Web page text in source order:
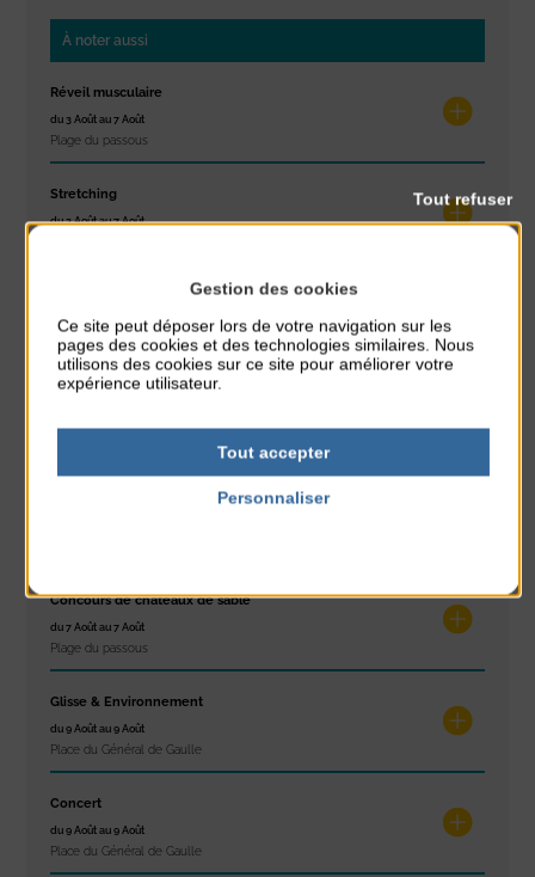
À noter aussi
Réveil musculaire
du 3 Août au 7 Août
Plage du passous
Stretching
du 3 Août au 7 Août
du 4 Août au 6 Août
Tennis Club Coutainville
Marché d’été
Concours de châteaux de sable
du 7 Août au 7 Août
Plage du passous
Glisse & Environnement
du 9 Août au 9 Août
Place du Général de Gaulle
Concert
du 9 Août au 9 Août
Place du Général de Gaulle
Gestion des cookies
Ce site peut déposer lors de votre navigation sur les
pages des cookies et des technologies similaires. Nous
utilisons des cookies sur ce site pour améliorer votre
expérience utilisateur.
Tout accepter
Tout refuser
Personnaliser